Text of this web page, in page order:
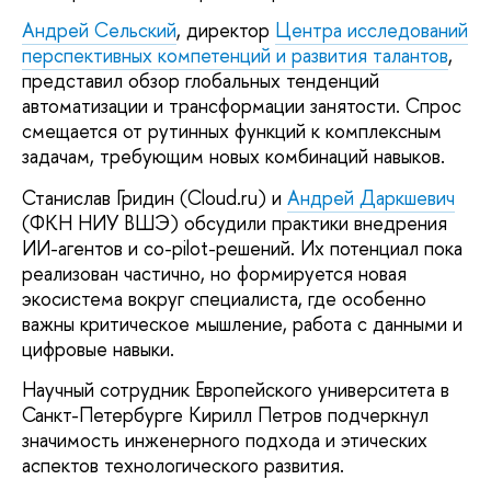
Андрей Сельский, директор Центра исследований
перспективных компетенций и развития талантов,
представил обзор глобальных тенденций
автоматизации и трансформации занятости. Спрос
смещается от рутинных функций к комплексным
задачам, требующим новых комбинаций навыков.
Станислав Гридин (Cloud.ru) и Андрей Даркшевич
(ФКН НИУ ВШЭ) обсудили практики внедрения
ИИ-агентов и co-pilot-решений. Их потенциал пока
реализован частично, но формируется новая
экосистема вокруг специалиста, где особенно
важны критическое мышление, работа с данными и
цифровые навыки.
Научный сотрудник Европейского университета в
Санкт-Петербурге Кирилл Петров подчеркнул
значимость инженерного подхода и этических
аспектов технологического развития.